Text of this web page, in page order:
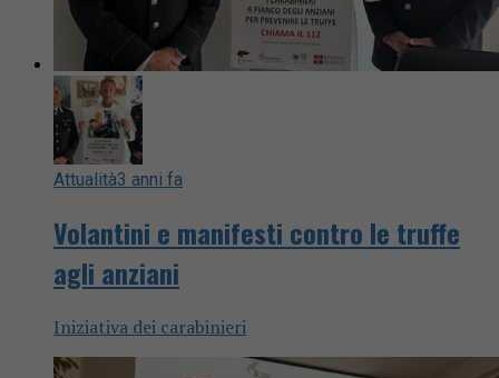
Attualità3 anni fa
Volantini e manifesti contro le truffe
agli anziani
Iniziativa dei carabinieri